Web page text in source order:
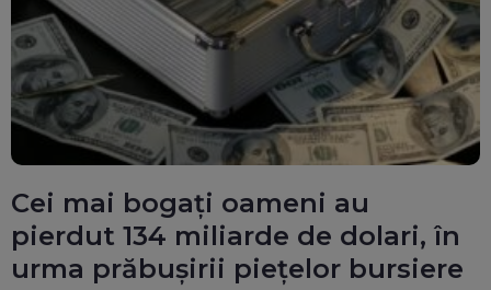
Cei mai bogați oameni au
pierdut 134 miliarde de dolari, în
urma prăbușirii piețelor bursiere